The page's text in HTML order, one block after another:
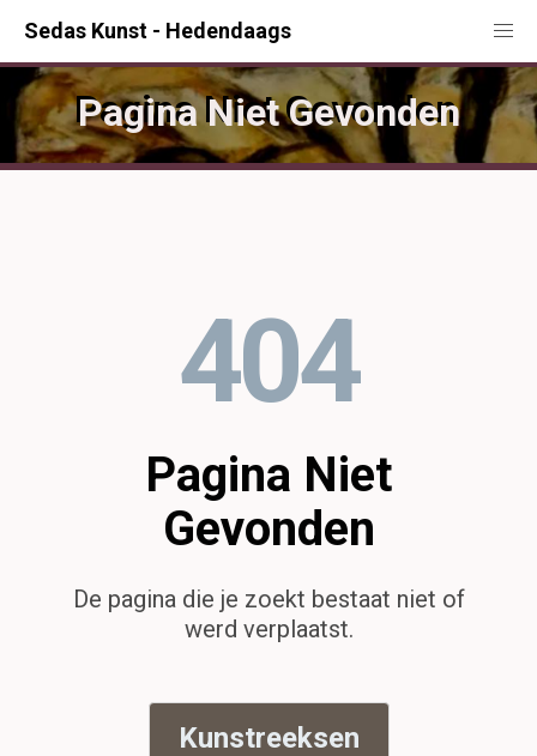
Sedas Kunst - Hedendaags
Pagina Niet Gevonden
404
Pagina Niet
Gevonden
De pagina die je zoekt bestaat niet of
werd verplaatst.
Kunstreeksen